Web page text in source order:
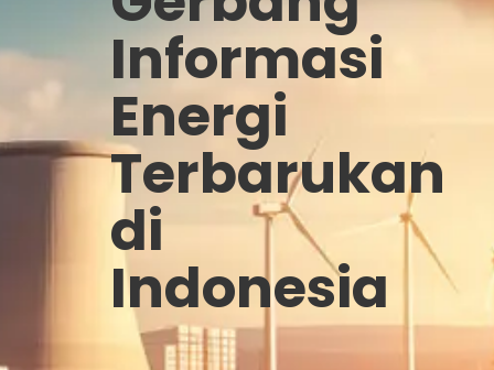
Informasi
Energi
Terbarukan
di
Indonesia